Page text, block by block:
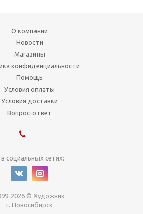
О компании
Новости
Магазины
конфиденциальности
Помощь
Условия оплаты
Условия доставки
Вопрос-ответ
социальных сетях:
2026 © Художник
г. Новосибирск